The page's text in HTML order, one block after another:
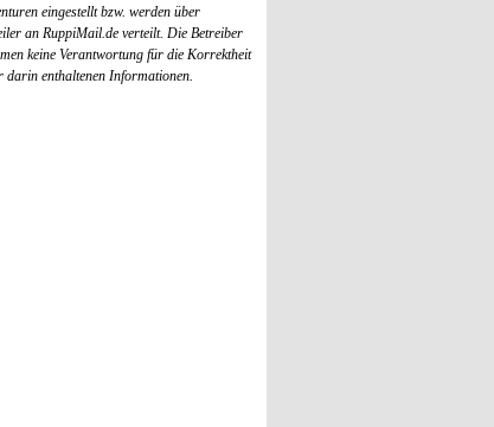
eingestellt bzw. werden über
an RuppiMail.de verteilt. Die Betreiber
keine Verantwortung für die Korrektheit
darin enthaltenen Informationen.